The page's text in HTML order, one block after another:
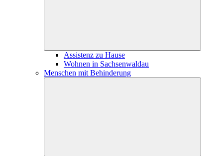
Assistenz zu Hause
Wohnen in Sachsenwaldau
Menschen mit Behinderung